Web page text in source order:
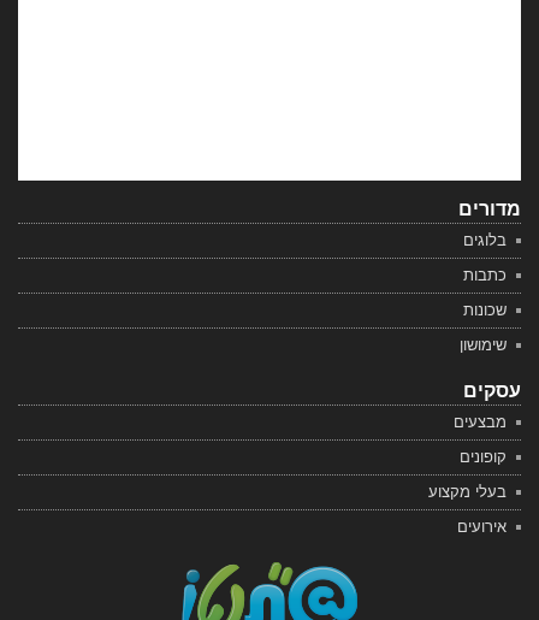
מדורים
בלוגים
כתבות
שכונות
שימושון
עסקים
מבצעים
קופונים
בעלי מקצוע
אירועים